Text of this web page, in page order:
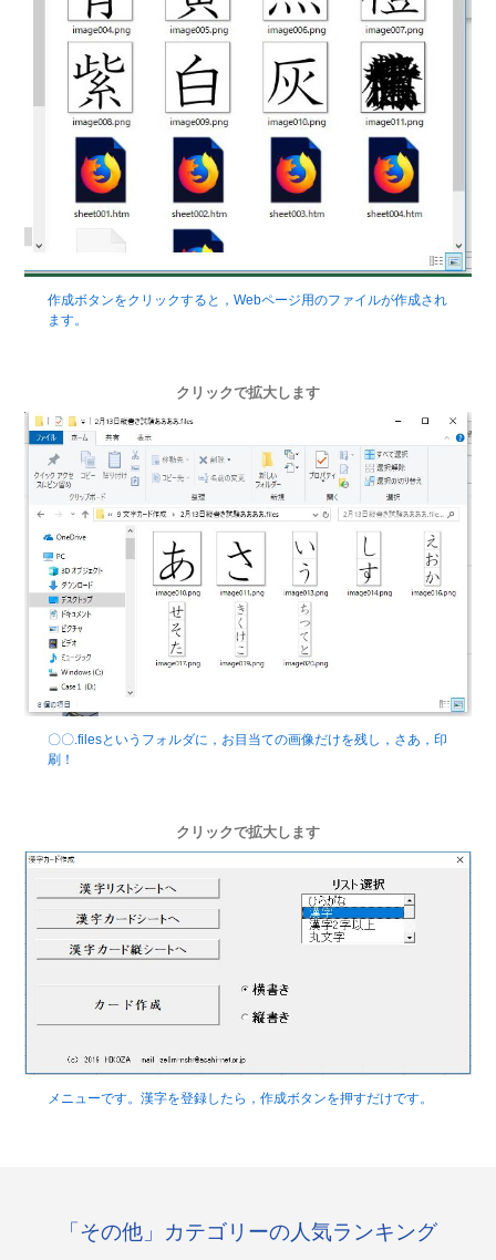
作成ボタンをクリックすると，Webページ用のファイルが作成され
ます。
クリックで拡大します
〇〇.filesというフォルダに，お目当ての画像だけを残し，さあ，印
刷！
クリックで拡大します
メニューです。漢字を登録したら，作成ボタンを押すだけです。
「その他」カテゴリーの人気ランキング